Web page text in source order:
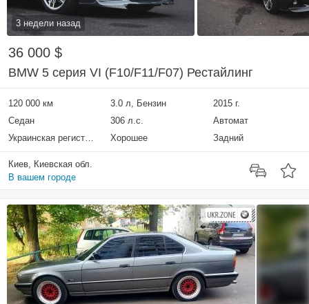
3 недели назад
36 000 $
BMW 5 серия VI (F10/F11/F07) Рестайлинг
120 000 км 3.0 л, Бензин
2015 г.
Седан
306 л.с.
Автомат
Украинская регистрация
Хорошее Задний
Киев, Киевская обл.
В вашем городе